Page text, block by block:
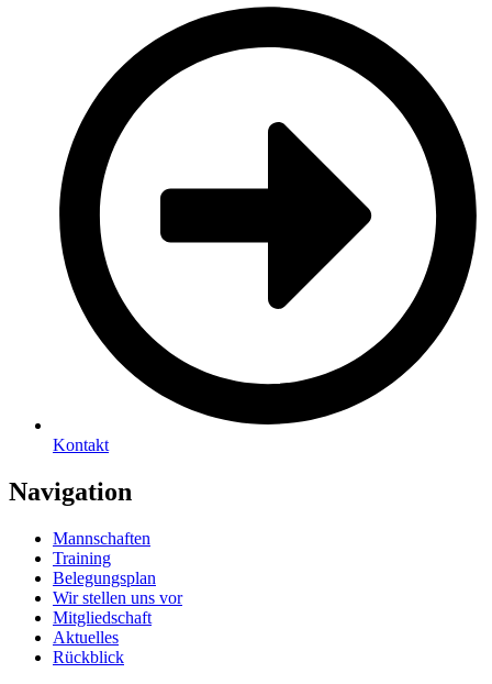
Kontakt
Navigation
Mannschaften
Training
Belegungsplan
Wir stellen uns vor
Mitgliedschaft
Aktuelles
Rückblick